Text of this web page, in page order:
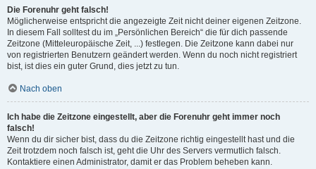
Die Forenuhr geht falsch!
Möglicherweise entspricht die angezeigte Zeit nicht deiner eigenen Zeitzone.
In diesem Fall solltest du im „Persönlichen Bereich“ die für dich passende
Zeitzone (Mitteleuropäische Zeit, ...) festlegen. Die Zeitzone kann dabei nur
von registrierten Benutzern geändert werden. Wenn du noch nicht registriert
bist, ist dies ein guter Grund, dies jetzt zu tun.
Nach oben
Ich habe die Zeitzone eingestellt, aber die Forenuhr geht immer noch
falsch!
Wenn du dir sicher bist, dass du die Zeitzone richtig eingestellt hast und die
Zeit trotzdem noch falsch ist, geht die Uhr des Servers vermutlich falsch.
Kontaktiere einen Administrator, damit er das Problem beheben kann.